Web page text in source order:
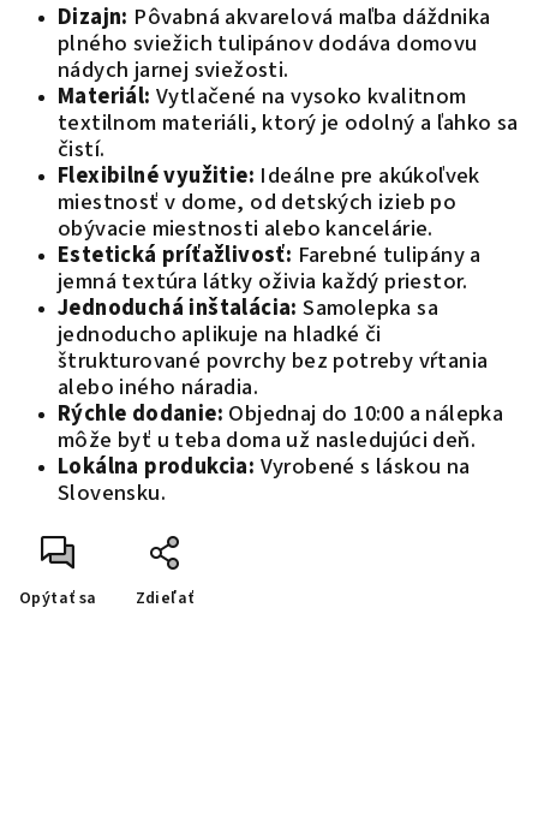
Dizajn: Pôvabná akvarelová maľba dáždnika
plného sviežich tulipánov dodáva domovu
nádych jarnej sviežosti.
Materiál: Vytlačené na vysoko kvalitnom
textilnom materiáli, ktorý je odolný a ľahko sa
čistí.
Flexibilné využitie: Ideálne pre akúkoľvek
miestnosť v dome, od detských izieb po
obývacie miestnosti alebo kancelárie.
Estetická príťažlivosť: Farebné tulipány a
jemná textúra látky oživia každý priestor.
Jednoduchá inštalácia: Samolepka sa
jednoducho aplikuje na hladké či
štrukturované povrchy bez potreby vŕtania
alebo iného náradia.
Rýchle dodanie: Objednaj do 10:00 a nálepka
môže byť u teba doma už nasledujúci deň.
Lokálna produkcia: Vyrobené s láskou na
Slovensku.
Opýtať sa Zdieľať